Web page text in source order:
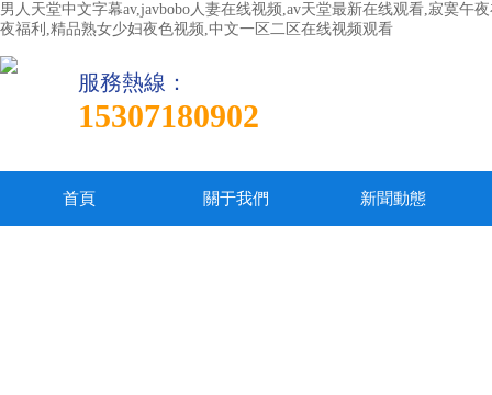
男人天堂中文字幕av,javbobo人妻在线视频,av天堂最新在线观看,寂寞
夜福利,精品熟女少妇夜色视频,中文一区二区在线视频观看
服務熱線：
15307180902
首頁 關于我們 新聞動態